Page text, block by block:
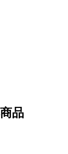
品